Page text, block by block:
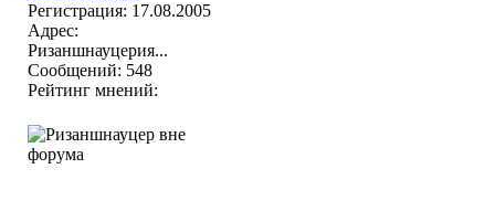
Регистрация: 17.08.2005
Адрес:
Ризаншнауцерия...
Сообщений: 548
Рейтинг мнений: